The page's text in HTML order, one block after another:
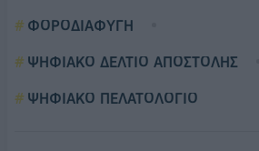
ΦΟΡΟΔΙΑΦΥΓΗ
ΨΗΦΙΑΚΟ ΔΕΛΤΙΟ ΑΠΟΣΤΟΛΗΣ
ΨΗΦΙΑΚΟ ΠΕΛΑΤΟΛΟΓΙΟ